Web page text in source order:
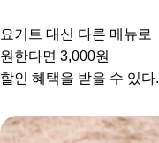
요거트 대신 다른 메뉴로
원한다면 3,000원
할인 혜택을 받을 수 있다.